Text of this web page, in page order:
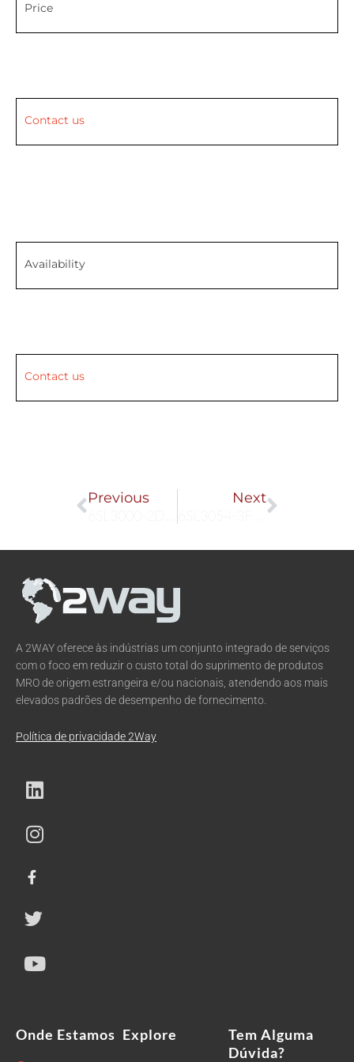
Price
Contact us
Availability
Contact us
Prev
Previous
NextNext
A 2WAY oferece às indústrias um conjunto integrado de serviços
com o foco em reduzir o custo total do suprimento de produtos
MRO de origem estrangeira e/ou nacionais, atendendo aos mais
elevados padrões de desempenho de fornecimento.
Política de privacidade 2Way
Onde Estamos Explore
Tem Alguma
Dúvida?